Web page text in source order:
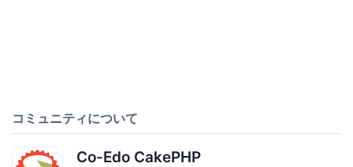
コミュニティについて
Co-Edo CakePHP